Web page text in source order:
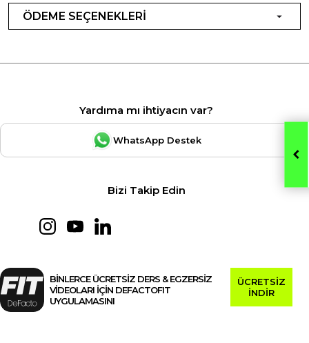
ÖDEME SEÇENEKLERİ
Yardıma mı ihtiyacın var?
WhatsApp Destek
Bizi Takip Edin
BİNLERCE ÜCRETSİZ DERS & EGZERSİZ
VİDEOLARI İÇİN DEFACTOFIT
UYGULAMASINI
ÜCRETSİZ
İNDİR